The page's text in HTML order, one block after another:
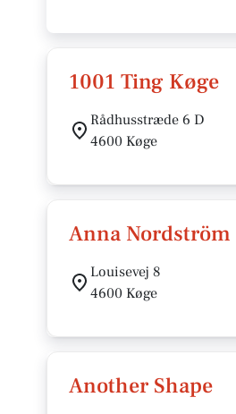
1001 Ting Køge
Rådhusstræde 6 D
4600 Køge
Anna Nordström
Louisevej 8
4600 Køge
Another Shape